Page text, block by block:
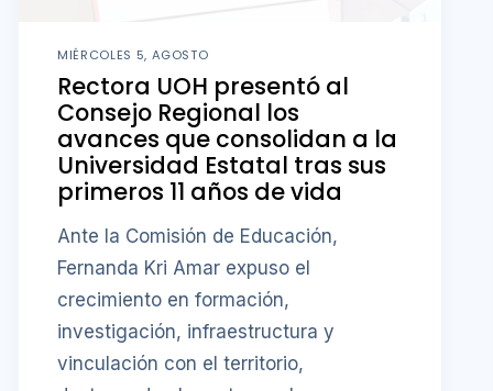
MIÉRCOLES 5, AGOSTO
Rectora UOH presentó al
Consejo Regional los
avances que consolidan a la
Universidad Estatal tras sus
primeros 11 años de vida
Ante la Comisión de Educación,
Fernanda Kri Amar expuso el
crecimiento en formación,
investigación, infraestructura y
vinculación con el territorio,